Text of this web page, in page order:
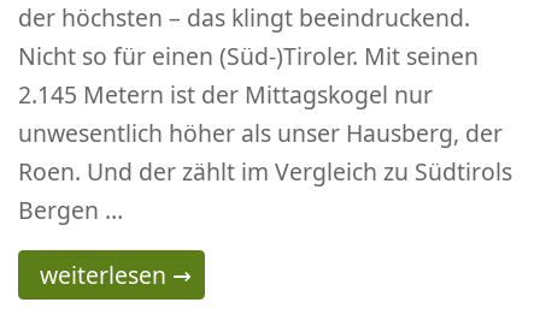
der höchsten – das klingt beeindruckend.
Nicht so für einen (Süd-)Tiroler. Mit seinen
2.145 Metern ist der Mittagskogel nur
unwesentlich höher als unser Hausberg, der
Roen. Und der zählt im Vergleich zu Südtirols
Bergen …
Bergtour zur Bertahütte am Mittagskogel
weiterlesen →